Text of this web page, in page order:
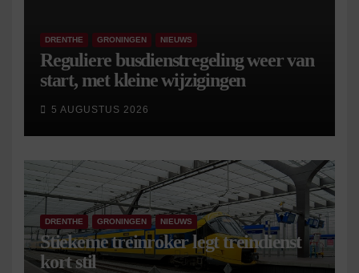
DRENTHE GRONINGEN NIEUWS
Reguliere busdienstregeling weer van
start, met kleine wijzigingen
5 AUGUSTUS 2026
DRENTHE GRONINGEN NIEUWS
Stiekeme treinroker legt treindienst
kort stil